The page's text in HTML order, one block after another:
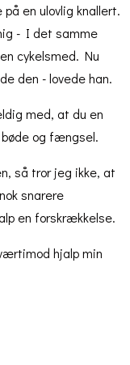
en ulovlig knallert.
- I det samme
cykelsmed. Nu
den - lovede han.
med, at du en
og fængsel.
så tror jeg ikke, at
snarere
en forskrækkelse.
hjalp min